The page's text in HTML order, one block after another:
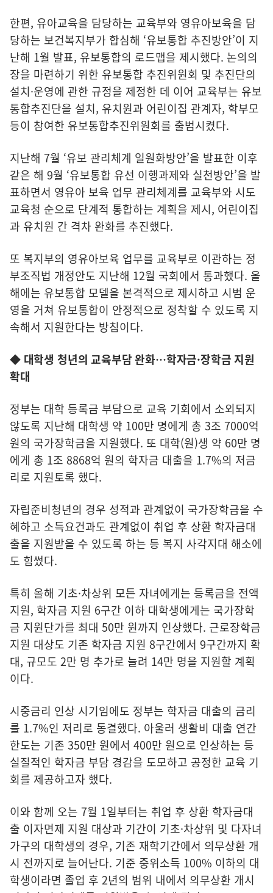
한편, 유아교육을 담당하는 교육부와 영유아보육을 담
당하는 보건복지부가 합심해 ‘유보통합 추진방안’이 지
난해 1월 발표, 유보통합의 로드맵을 제시했다. 논의의
장을 마련하기 위한 유보통합 추진위원회 및 추진단의
설치·운영에 관한 규정을 제정한 데 이어 교육부는 유보
통합추진단을 설치, 유치원과 어린이집 관계자, 학부모
등이 참여한 유보통합추진위원회를 출범시켰다.
지난해 7월 ‘유보 관리체계 일원화방안’을 발표한 이후
같은 해 9월 ‘유보통합 유선 이행과제와 실천방안’을 발
표하면서 영유아 보육 업무 관리체계를 교육부와 시도
교육청 순으로 단계적 통합하는 계획을 제시, 어린이집
과 유치원 간 격차 완화를 추진했다.
또 복지부의 영유아보육 업무를 교육부로 이관하는 정
부조직법 개정안도 지난해 12월 국회에서 통과했다. 올
해에는 유보통합 모델을 본격적으로 제시하고 시범 운
영을 거쳐 유보통합이 안정적으로 정착할 수 있도록 지
속해서 지원한다는 방침이다.
◆ 대학생 청년의 교육부담 완화…학자금·장학금 지원
확대
정부는 대학 등록금 부담으로 교육 기회에서 소외되지
않도록 지난해 대학생 약 100만 명에게 총 3조 7000억
원의 국가장학금을 지원했다. 또 대학(원)생 약 60만 명
에게 총 1조 8868억 원의 학자금 대출을 1.7%의 저금
리로 지원토록 했다.
자립준비청년의 경우 성적과 관계없이 국가장학금을 수
혜하고 소득요건과도 관계없이 취업 후 상환 학자금대
출을 지원받을 수 있도록 하는 등 복지 사각지대 해소에
도 힘썼다.
특히 올해 기초·차상위 모든 자녀에게는 등록금을 전액
지원, 학자금 지원 6구간 이하 대학생에게는 국가장학
금 지원단가를 최대 50만 원까지 인상했다. 근로장학금
지원 대상도 기존 학자금 지원 8구간에서 9구간까지 확
대, 규모도 2만 명 추가로 늘려 14만 명을 지원할 계획
이다.
시중금리 인상 시기임에도 정부는 학자금 대출의 금리
를 1.7%인 저리로 동결했다. 아울러 생활비 대출 연간
한도는 기존 350만 원에서 400만 원으로 인상하는 등
실질적인 학자금 부담 경감을 도모하고 공정한 교육 기
회를 제공하고자 했다.
이와 함께 오는 7월 1일부터는 취업 후 상환 학자금대
출 이자면제 지원 대상과 기간이 기초·차상위 및 다자녀
가구의 대학생의 경우, 기존 재학기간에서 의무상환 개
시 전까지로 늘어난다. 기준 중위소득 100% 이하의 대
학생이라면 졸업 후 2년의 범위 내에서 의무상환 개시